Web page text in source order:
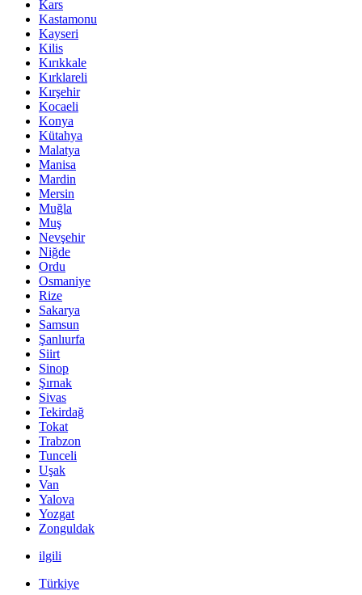
Kars
Kastamonu
Kayseri
Kilis
Kırıkkale
Kırklareli
Kırşehir
Kocaeli
Konya
Kütahya
Malatya
Manisa
Mardin
Mersin
Muğla
Muş
Nevşehir
Niğde
Ordu
Osmaniye
Rize
Sakarya
Samsun
Şanlıurfa
Siirt
Sinop
Şırnak
Sivas
Tekirdağ
Tokat
Trabzon
Tunceli
Uşak
Van
Yalova
Yozgat
Zonguldak
ilgili
Türkiye